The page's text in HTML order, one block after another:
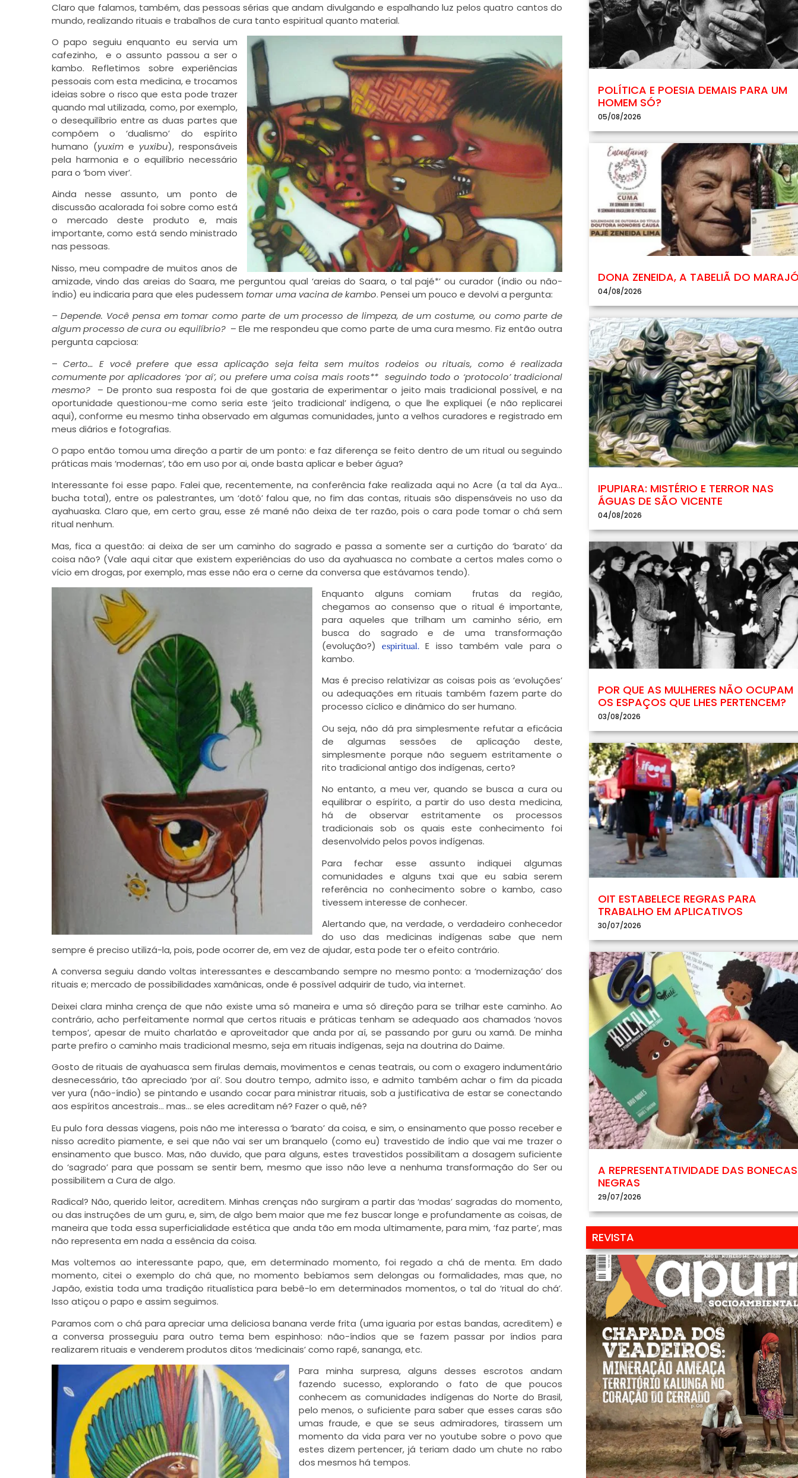
Claro que falamos, também, das pessoas sérias que andam divulgando e espalhando luz pelos quatro cantos do
mundo, realizando rituais e trabalhos de cura tanto espiritual quanto material.
O papo seguiu enquanto eu servia um
cafezinho, e o assunto passou a ser o
kambo. Refletimos sobre experiências
pessoais com esta medicina, e trocamos
ideias sobre o risco que esta pode trazer
quando mal utilizada, como, por exemplo,
o desequilíbrio entre as duas partes que
compõem o ‘dualismo’ do espírito
humano (yuxime yuxibu), responsáveis
pela harmonia e o equilíbrio necessário
para o ‘bom viver’.
Ainda nesse assunto, um ponto de
discussão acalorada foi sobre como está
o mercado deste produto e, mais
importante, como está sendo ministrado
nas pessoas.
Nisso, meu compadre de muitos anos de
amizade, vindo das areias do Saara, me perguntou qual ‘areias do Saara, o tal pajé*’ ou curador (índio ou não-
índio) eu indicaria para que eles pudessem tomar uma vacina de kambo. Pensei um pouco e devolvi a pergunta:
– Depende. Você pensa em tomar como parte de um processo de limpeza, de um costume, ou como parte de
algum processo de cura ou equilíbrio? – Ele me respondeu que como parte de uma cura mesmo. Fiz então outra
pergunta capciosa:
–Certo… E você prefere que essa aplicação seja feita sem muitos rodeios ou rituais, como é realizada
comumente por aplicadores ‘por aí’, ou prefere uma coisa mais roots** seguindo todo o ‘protocolo’ tradicional
mesmo?
– De pronto sua resposta foi de que gostaria de experimentar o jeito mais tradicional possível, e na
oportunidade questionou-me como seria este ‘jeito tradicional’ indígena, o que lhe expliquei (e não replicarei
aqui), conforme eu mesmo tinha observado em algumas comunidades, junto a velhos curadores e registrado em
meus diários e fotografias.
O papo então tomou uma direção a partir de um ponto: e faz diferença se feito dentro de um ritual ou seguindo
práticas mais ‘modernas’, tão em uso por ai, onde basta aplicar e beber água?
Interessante foi esse papo. Falei que, recentemente, na conferência fake realizada aqui no Acre (a tal da Aya…
bucha total), entre os palestrantes, um ‘dotô’ falou que, no fim das contas, rituais são dispensáveis no uso da
ayahuaska. Claro que, em certo grau, esse zé mané não deixa de ter razão, pois o cara pode tomar o chá sem
ritual nenhum.
Mas, fica a questão: ai deixa de ser um caminho do sagrado e passa a somente ser a curtição do ‘barato’ da
coisa não? (Vale aqui citar que existem experiências do uso da ayahuasca no combate a certos males como o
vício em drogas, por exemplo, mas esse não era o cerne da conversa que estávamos tendo).
Enquanto alguns comiam frutas da região,
chegamos ao consenso que o ritual é importante,
para aqueles que trilham um caminho sério, em
busca do sagrado e de uma transformação
(evolução?)espiritual. E isso também vale para o
kambo.
Mas é preciso relativizar as coisas pois as ‘evoluções’
ou adequações em rituais também fazem parte do
processo cíclico e dinâmico do ser humano.
Ou seja, não dá pra simplesmente refutar a eficácia
de algumas sessões de aplicação deste,
simplesmente porque não seguem estritamente o
rito tradicional antigo dos indígenas, certo?
No entanto, a meu ver, quando se busca a cura ou
equilibrar o espírito, a partir do uso desta medicina,
há de observar estritamente os processos
tradicionais sob os quais este conhecimento foi
desenvolvido pelos povos indígenas.
Para fechar esse assunto indiquei algumas
comunidades e alguns txai que eu sabia serem
referência no conhecimento sobre o kambo, caso
tivessem interesse de conhecer.
Alertando que, na verdade, o verdadeiro conhecedor
do uso das medicinas indígenas sabe que nem
sempre é preciso utilizá-la, pois, pode ocorrer de, em vez de ajudar, esta pode ter o efeito contrário.
A conversa seguiu dando voltas interessantes e descambando sempre no mesmo ponto: a ‘modernização’ dos
rituais e; mercado de possibilidades xamânicas, onde é possível adquirir de tudo, via internet.
Deixei clara minha crença de que não existe uma só maneira e uma só direção para se trilhar este caminho. Ao
contrário, acho perfeitamente normal que certos rituais e práticas tenham se adequado aos chamados ‘novos
tempos’, apesar de muito charlatão e aproveitador que anda por aí, se passando por guru ou xamã. De minha
parte prefiro o caminho mais tradicional mesmo, seja em rituais indígenas, seja na doutrina do Daime.
Gosto de rituais de ayahuasca sem firulas demais, movimentos e cenas teatrais, ou com o exagero indumentário
desnecessário, tão apreciado ‘por aí’. Sou doutro tempo, admito isso, e admito também achar o fim da picada
ver yura (não-índio) se pintando e usando cocar para ministrar rituais, sob a justificativa de estar se conectando
aos espíritos ancestrais… mas… se eles acreditam né? Fazer o quê, né?
Eu pulo fora dessas viagens, pois não me interessa o ‘barato’ da coisa, e sim, o ensinamento que posso receber e
nisso acredito piamente, e sei que não vai ser um branquelo (como eu) travestido de índio que vai me trazer o
ensinamento que busco. Mas, não duvido, que para alguns, estes travestidos possibilitam a dosagem suficiente
do ‘sagrado’ para que possam se sentir bem, mesmo que isso não leve a nenhuma transformação do Ser ou
possibilitem a Cura de algo.
Radical? Não, querido leitor, acreditem. Minhas crenças não surgiram a partir das ‘modas’ sagradas do momento,
ou das instruções de um guru, e, sim, de algo bem maior que me fez buscar longe e profundamente as coisas, de
maneira que toda essa superficialidade estética que anda tão em moda ultimamente, para mim, ‘faz parte’, mas
não representa em nada a essência da coisa.
Mas voltemos ao interessante papo, que, em determinado momento, foi regado a chá de menta. Em dado
momento, citei o exemplo do chá que, no momento bebíamos sem delongas ou formalidades, mas que, no
Japão, existia toda uma tradição ritualística para bebê-lo em determinados momentos, o tal do ‘ritual do chá’.
Isso atiçou o papo e assim seguimos.
Paramos com o chá para apreciar uma deliciosa banana verde frita (uma iguaria por estas bandas, acreditem) e
a conversa prosseguiu para outro tema bem espinhoso: não-índios que se fazem passar por índios para
realizarem rituais e venderem produtos ditos ‘medicinais’ como rapé, sananga, etc.
Para minha surpresa, alguns desses escrotos andam
fazendo sucesso, explorando o fato de que poucos
conhecem as comunidades indígenas do Norte do Brasil,
pelo menos, o suficiente para saber que esses caras são
umas fraude, e que se seus admiradores, tirassem um
momento da vida para ver no youtube sobre o povo que
estes dizem pertencer, já teriam dado um chute no rabo
dos mesmos há tempos.
POLÍTICA E POESIA DEMAIS PARA UM
HOMEM SÓ?
05/08/2026
DONA ZENEIDA, A TABELIÃ DO
04/08/2026
IPUPIARA: MISTÉRIO E TERROR NAS
ÁGUAS DE SÃO VICENTE
04/08/2026
POR QUE AS MULHERES NÃO OCUPAM
OS ESPAÇOS QUE LHES PERTENCEM?
03/08/2026
OIT ESTABELECE REGRAS PARA
TRABALHO EM APLICATIVOS
30/07/2026
A REPRESENTATIVIDADE DAS BONECAS
NEGRAS
29/07/2026
REVISTA